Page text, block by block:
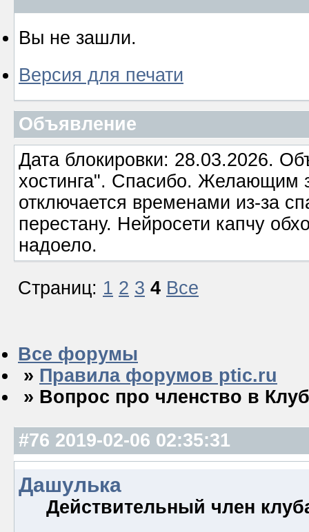
Вы не зашли.
Версия для печати
Объявление
Дата блокировки: 28.03.2026.
хостинга". Спасибо. Желающим
отключается временами из-за
перестану. Нейросети капчу
надоело.
Страниц: 1 2 3 4 Все
Все форумы
» Правила форумов ptic.ru
» Вопрос про членство в
#76 2019-02-06 02:35:31
Дашулька
Действительный член